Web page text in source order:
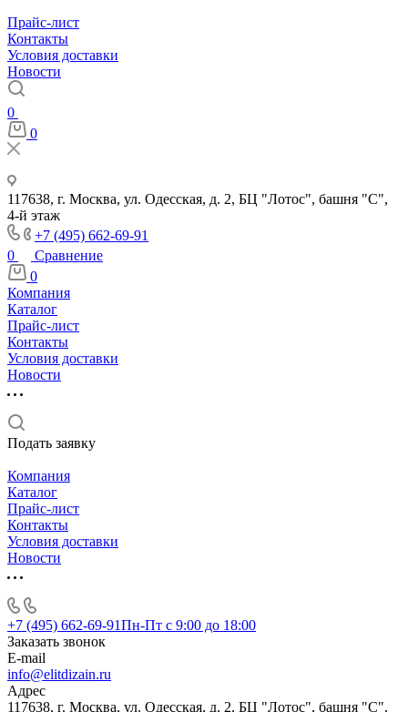
Прайс-лист
Контакты
Условия доставки
Новости
0
0
117638, г. Москва, ул. Одесская, д. 2, БЦ "Лотос", башня "С",
4-й этаж
+7 (495) 662-69-91
0
Сравнение
0
Компания
Каталог
Прайс-лист
Контакты
Условия доставки
Новости
Подать заявку
Компания
Каталог
Прайс-лист
Контакты
Условия доставки
Новости
+7 (495) 662-69-91Пн-Пт c 9:00 до 18:00
Заказать звонок
E-mail
info@elitdizain.ru
Адрес
117638, г. Москва, ул. Одесская, д. 2, БЦ "Лотос", башня "С",